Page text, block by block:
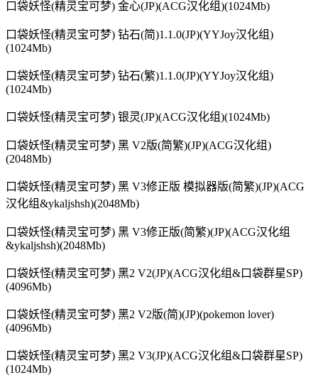
口袋妖怪(精灵宝可梦) 金心(JP)(ACG汉化组)(1024Mb)
口袋妖怪(精灵宝可梦) 钻石(简)1.1.0(JP)(YYJoy汉化组)
(1024Mb)
口袋妖怪(精灵宝可梦) 钻石(繁)1.1.0(JP)(YYJoy汉化组)
(1024Mb)
口袋妖怪(精灵宝可梦) 银灵(JP)(ACG汉化组)(1024Mb)
口袋妖怪(精灵宝可梦) 黑 V2版(简繁)(JP)(ACG汉化组)
(2048Mb)
口袋妖怪(精灵宝可梦) 黑 V3修正版 模拟器版(简繁)(JP)(ACG
汉化组&ykaljshsh)(2048Mb)
口袋妖怪(精灵宝可梦) 黑 V3修正版(简繁)(JP)(ACG汉化组
&ykaljshsh)(2048Mb)
口袋妖怪(精灵宝可梦) 黑2 V2(JP)(ACG汉化组&口袋群星SP)
(4096Mb)
口袋妖怪(精灵宝可梦) 黑2 V2版(简)(JP)(pokemon lover)
(4096Mb)
口袋妖怪(精灵宝可梦) 黑2 V3(JP)(ACG汉化组&口袋群星SP)
(1024Mb)